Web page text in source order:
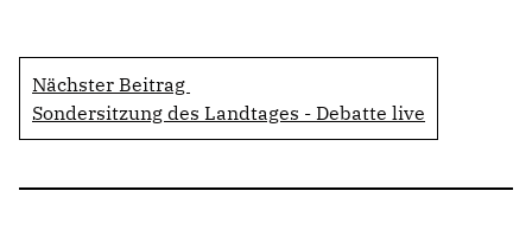
Nächster Beitrag
Sondersitzung des Landtages - Debatte live